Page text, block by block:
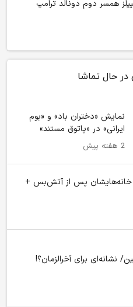
همسر دوم دونالد ترامپ
در حال تماشا
​​​​​​​نمایش «دختران باد» و «بوم
ایرانی» در «پاتوق مستند»
2 هفته پیش
خانه‌هایشان پس از آتش‌بس +
نشانه‌ای برای آخرالزمان؟!